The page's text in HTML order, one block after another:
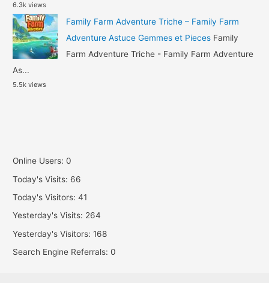
6.3k views
Family Farm Adventure Triche – Family Farm
Adventure Astuce Gemmes et Pieces Family
Farm Adventure Triche - Family Farm Adventure
As...
5.5k views
Online Users:0
Today's Visits: 66
Today's Visitors:41
Yesterday's Visits: 264
Yesterday's Visitors:168
Search Engine Referrals:0